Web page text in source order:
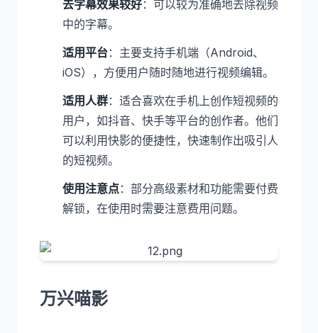
去字幕效果较好：可以较为准确地去除视频
中的字幕。
适用平台：主要支持手机端（Android、
iOS），方便用户随时随地进行视频编辑。
适用人群：适合喜欢在手机上创作短视频的
用户，如抖音、快手等平台的创作者。他们
可以利用快影的便捷性，快速制作出吸引人
的短视频。
使用注意点：部分高级素材和功能需要付费
解锁，在使用时需要注意费用问题。
万兴喵影